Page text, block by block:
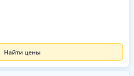
Найти цены